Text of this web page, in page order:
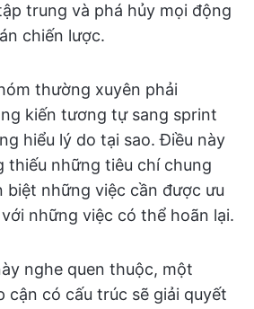
trung và phá hủy mọi động
chiến lược.
thường xuyên phải
kiến tương tự sang sprint
hiểu lý do tại sao. Điều này
thiếu những tiêu chí chung
biệt những việc cần được ưu
những việc có thể hoãn lại.
nghe quen thuộc, một
cận có cấu trúc sẽ giải quyết